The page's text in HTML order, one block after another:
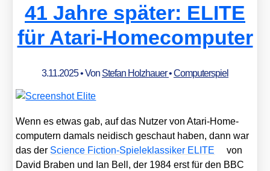
41 Jahre später: ELITE
für Atari-Homecomputer
3.11.2025• Von Stefan Holzhauer•Computerspiel
Wenn es etwas gab, auf das Nut­zer von Ata­ri-Home­
com­pu­tern damals nei­disch geschaut haben, dann war
das der Sci­ence Fic­tion-Spie­le­klas­si­ker ELITE
von
David Bra­ben und Ian Bell, der 1984 erst für den BBC